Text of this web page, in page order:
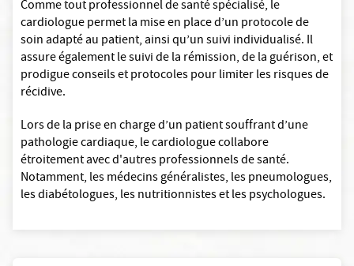
Comme tout professionnel de santé spécialisé, le
cardiologue permet la mise en place d’un protocole de
soin adapté au patient, ainsi qu’un suivi individualisé. Il
assure également le suivi de la rémission, de la guérison, et
prodigue conseils et protocoles pour limiter les risques de
récidive.
Lors de la prise en charge d’un patient souffrant d’une
pathologie cardiaque, le cardiologue collabore
étroitement avec d'autres professionnels de santé.
Notamment, les médecins généralistes, les pneumologues,
les diabétologues, les nutritionnistes et les psychologues.